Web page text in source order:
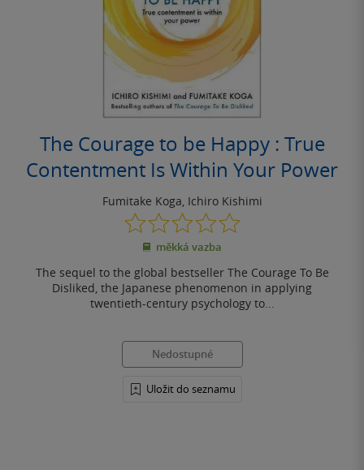
The Courage to be Happy : True
Contentment Is Within Your Power
Fumitake Koga, Ichiro Kishimi
0.0
z
5
měkká vazba
The sequel to the global bestseller The Courage To Be
Disliked, the Japanese phenomenon in applying
twentieth-century psychology to...
Nedostupné
Uložit do seznamu